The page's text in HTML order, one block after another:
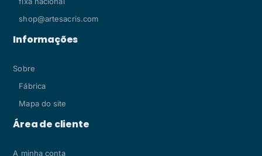
shop@artesacris.com
Informações
Sobre
Fábrica
Mapa do site
Área de cliente
A minha conta